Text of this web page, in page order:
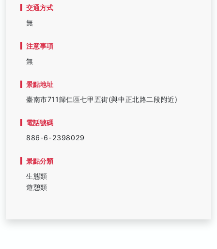
交通方式
無
注意事項
無
景點地址
臺南市711歸仁區七甲五街(與中正北路二段附近)
電話號碼
886-6-2398029
景點分類
生態類
遊憩類